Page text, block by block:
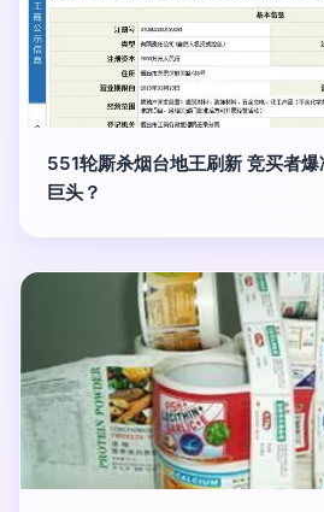
551轮厮杀烟台地王刷新 竞买者
巨头？